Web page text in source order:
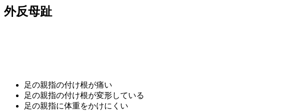
外反母趾
足の親指の付け根が痛い
足の親指の付け根が変形している
足の親指に体重をかけにくい